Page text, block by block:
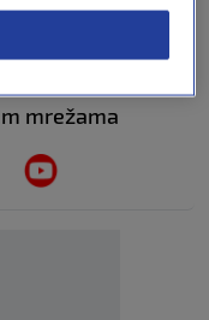
komentar
mrežama